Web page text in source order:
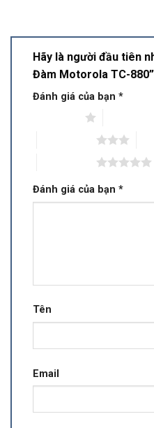
Hãy là người đầu tiên
Đàm Motorola TC-880”
Đánh giá của bạn *
Đánh giá của bạn *
Tên
Email